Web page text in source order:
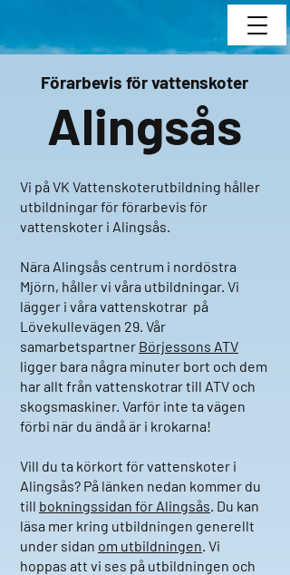
Förarbevis för vattenskoter
Alingsås
Vi på VK Vattenskoterutbildning håller
utbildningar för förarbevis för
vattenskoter i Alingsås.
Nära Alingsås centrum i nordöstra
Mjörn, håller vi våra utbildningar. Vi
lägger i våra vattenskotrar på
Lövekullevägen 29. Vår
samarbetspartner Börjessons ATV
ligger bara några minuter bort och dem
har allt från vattenskotrar till ATV och
skogsmaskiner. Varför inte ta vägen
förbi när du ändå är i krokarna!
Vill du ta körkort för vattenskoter i
Alingsås? På länken nedan kommer du
till bokningssidan för Alingsås. Du kan
läsa mer kring utbildningen generellt
under sidan om utbildningen. Vi
hoppas att vi ses på utbildningen och